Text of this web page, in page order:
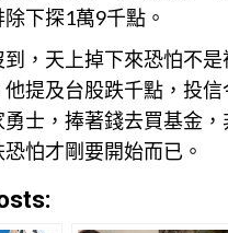
下探1萬9千點。
到，天上掉下來恐怕不
提及台股跌千點，投
士，捧著錢去買基金
怕才剛要開始而已。